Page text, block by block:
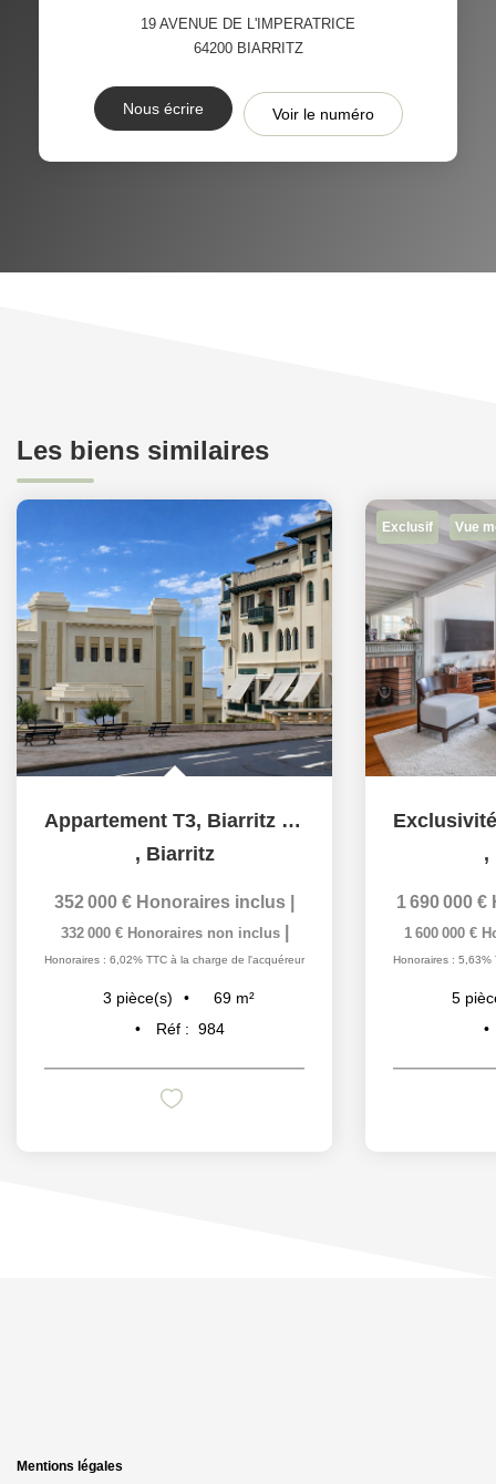
19 AVENUE DE L'IMPERATRICE
64200 BIARRITZ
Nous écrire Voir le numéro
Les biens similaires
Appartement T3, Biarritz Grande Plage (Usage professionnel...
, Biarritz
352 000 € Honoraires inclus
332 000 € Honoraires non inclus
Honoraires : 6,02% TTC à la charge de l'acquéreur
3 pièce(s) 69 m²
Réf : 984
Exclusif Vue
,
1 690 000 €
1 600 000 €
Honoraires : 5,63%
5
Mentions légales